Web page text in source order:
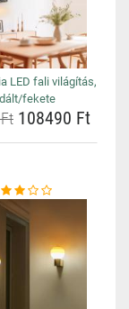
LED fali világítás,
fekete
108490 Ft